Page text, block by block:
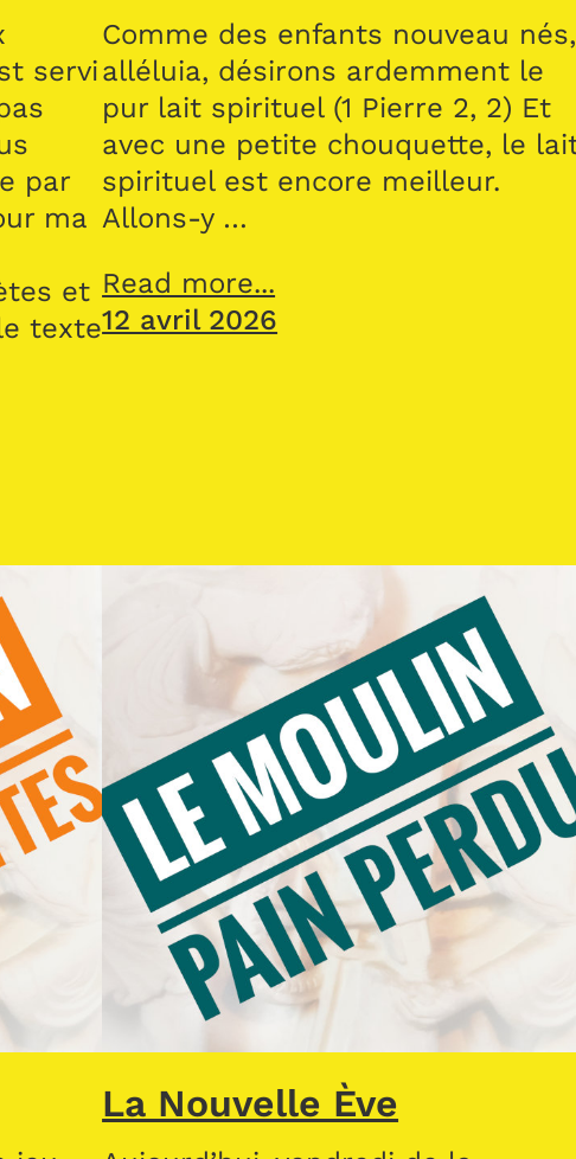
servi
par
ma
et
texte
Comme des enfants nouveau nés,
alléluia, désirons ardemment le
pur lait spirituel (1 Pierre 2, 2) Et
avec une petite chouquette, le
spirituel est encore meilleur.
Allons-y …
Read more...
12 avril 2026
La Nouvelle Ève